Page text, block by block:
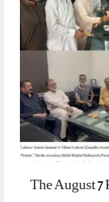
The August 7